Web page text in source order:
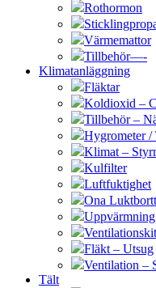
Rothormon
Värmemattor
Tillbehör—-
Klimatanläggning
Fläktar
Koldioxid –
Tillbehör –
Hygrometer /
Klimat –
Kulfilter
Luftfuktighet
Ona
Uppvärmning
Ventilationskit
Fläkt – Utsug
Ventilation –
Tält